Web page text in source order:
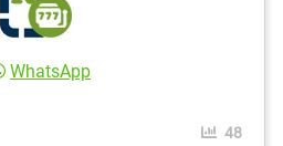
WhatsApp
48